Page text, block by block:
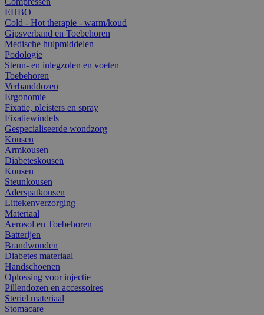
EHBO
Cold - Hot therapie - warm/koud
Gipsverband en Toebehoren
Medische hulpmiddelen
Podologie
Steun- en inlegzolen en voeten
Toebehoren
Verbanddozen
Ergonomie
Fixatie, pleisters en spray
Fixatiewindels
Gespecialiseerde wondzorg
Kousen
Armkousen
Diabeteskousen
Kousen
Steunkousen
Aderspatkousen
Littekenverzorging
Materiaal
Aerosol en Toebehoren
Batterijen
Brandwonden
Diabetes materiaal
Handschoenen
Oplossing voor injectie
Pillendozen en accessoires
Steriel materiaal
Stomacare